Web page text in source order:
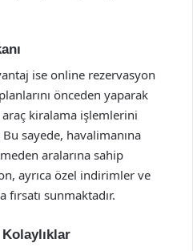
ise online rezervasyon
önceden yaparak
kiralama işlemlerini
sayede, havalimanına
aralarına sahip
ayrıca özel indirimler ve
sunmaktadır.